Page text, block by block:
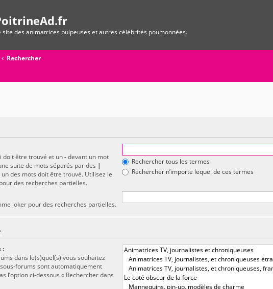
site des animatrices pulpeuses et autres célébrités poumonnées.
Rechercher
doit être trouvé et un-devant un mot
suite de mots séparés par des |
des mots doit être trouvé. Utilisez le
des recherches partielles.
Rechercher tous les termes
Rechercher n’importe lequel de ces termes
joker pour des recherches partielles.
:
dans le(s)quel(s) vous souhaitez
forums sont automatiquement
l’option ci-dessous « Rechercher dans